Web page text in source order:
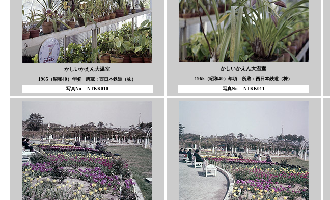
かしいかえん大温室
1965（昭和40）年頃 所蔵：西日本鉄道（株）
写真No. NTKK010
かしいかえん大温室
1965（昭和40）年頃 所蔵：西日本鉄道（株）
写真No. NTKK011